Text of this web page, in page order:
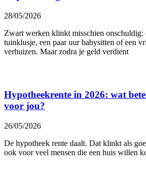
28/05/2026
Zwart werken klinkt misschien onschuldig:
tuinklusje, een paar uur babysitten of een
verhuizen. Maar zodra je geld verdient
Hypotheekrente in 2026: wat
voor jou?
26/05/2026
De hypotheek rente daalt. Dat klinkt als
ook voor veel mensen die een huis willen